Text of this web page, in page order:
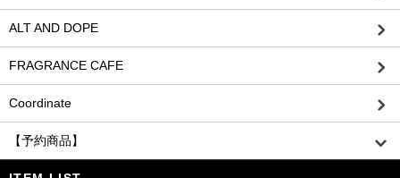
ALT AND DOPE
FRAGRANCE CAFE
Coordinate
【予約商品】